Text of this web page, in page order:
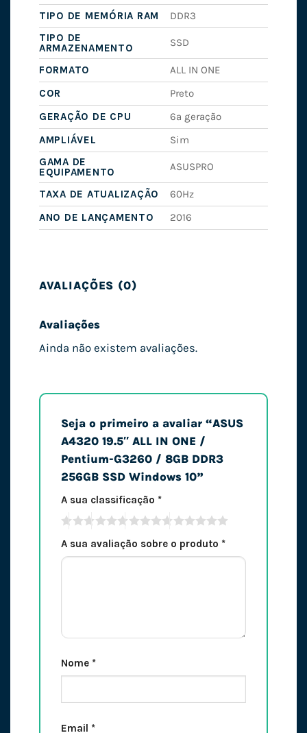
TIPO DE MEMÓRIA RAM
DDR3
TIPO DE
ARMAZENAMENTO
SSD
FORMATO
ALL IN ONE
COR
Preto
GERAÇÃO DE CPU
6ª geração
AMPLIÁVEL
Sim
GAMA DE
EQUIPAMENTO
ASUSPRO
TAXA DE ATUALIZAÇÃO
60Hz
ANO DE LANÇAMENTO
2016
AVALIAÇÕES (0)
Avaliações
Ainda não existem avaliações.
Seja o primeiro a avaliar “ASUS
A4320 19.5″ ALL IN ONE /
Pentium-G3260 / 8GB DDR3
256GB SSD Windows 10”
A sua classificação *
A sua avaliação sobre o produto *
Nome *
Email *